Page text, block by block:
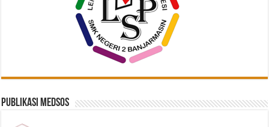
Publikasi Medsos